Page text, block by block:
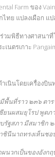
Farm ของ
ทย แปลงเผือก แ
วมพิธีทางศาสนาที่
เนตรเกาะ
นินโดยเครื่องบิน
พื้นที่ราว ๒๓๖ ตา
นผสมยุโรป พูดภา
รัฐสภา มีสมาชิก ๒
นีนาถทรงเห็นชอ
นวกเป็นของอังกฤ